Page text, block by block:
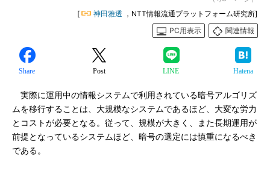
[
神田雅透 ，NTT情報流通プラットフォーム研究所]
PC用表示
関連情報
Share Post LINE Hatena
実際に運用中の情報システムで利用されている暗号アルゴリズ
ムを移行することは、大規模なシステムであるほど、大変な労力
とコストが必要となる。従って、規模が大きく、また長期運用が
前提となっているシステムほど、暗号の選定には慎重になるべき
である。